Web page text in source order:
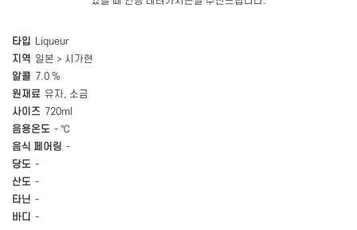
타입
Liqueur
지역 일본 > 시가현
알콜 7.0 %
원재료 유자, 소금
사이즈 720ml
음용온도 - ℃
음식 페어링 -
당도 -
산도 -
타닌 -
바디 -